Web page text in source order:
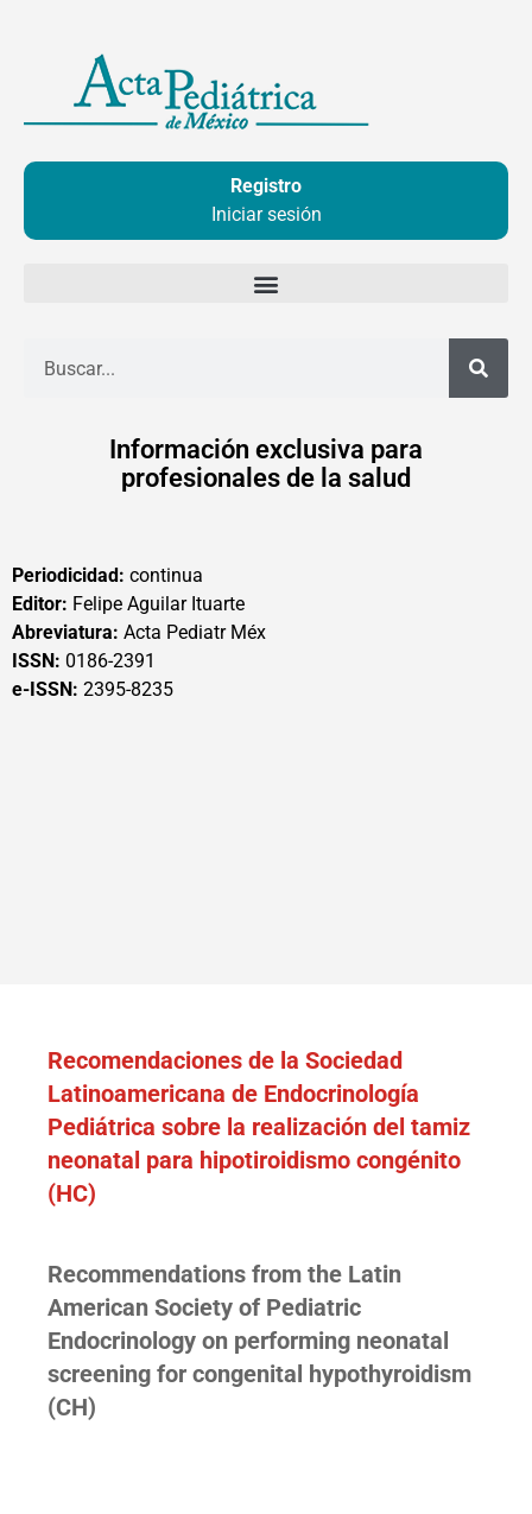
contenido
Registro
Iniciar sesión
Información exclusiva para
profesionales de la salud
Periodicidad: continua
Editor: Felipe Aguilar Ituarte
Abreviatura: Acta Pediatr Méx
ISSN: 0186-2391
e-ISSN: 2395-8235
Recomendaciones de la Sociedad
Latinoamericana de Endocrinología
Pediátrica sobre la realización del tamiz
neonatal para hipotiroidismo congénito
(HC)
Recommendations from the Latin
American Society of Pediatric
Endocrinology on performing neonatal
screening for congenital hypothyroidism
(CH)